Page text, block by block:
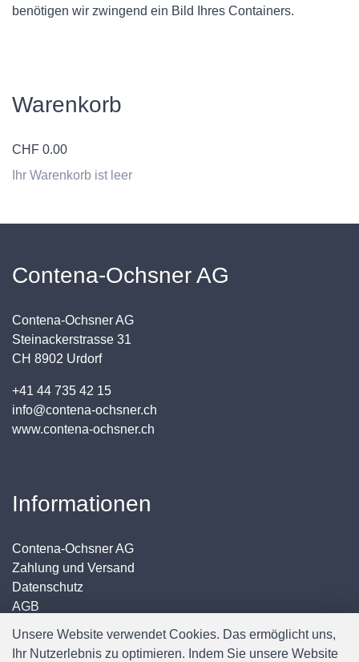
benötigen wir zwingend ein Bild Ihres Containers.
Warenkorb
CHF 0.00
Ihr Warenkorb ist leer
Contena-Ochsner AG
Contena-Ochsner AG
Steinackerstrasse 31
CH 8902 Urdorf
+41 44 735 42 15
info@contena-ochsner.ch
www.contena-ochsner.ch
Informationen
Contena-Ochsner AG
Zahlung und Versand
Datenschutz
AGB
Impressum
Unsere Website verwendet Cookies. Das ermöglicht uns,
Ihr Nutzerlebnis zu optimieren. Indem Sie unsere Website